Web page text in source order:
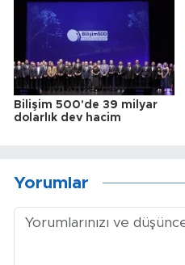
Bilişim 500'de 39 milyar
dolarlık dev hacim
Yorumlar